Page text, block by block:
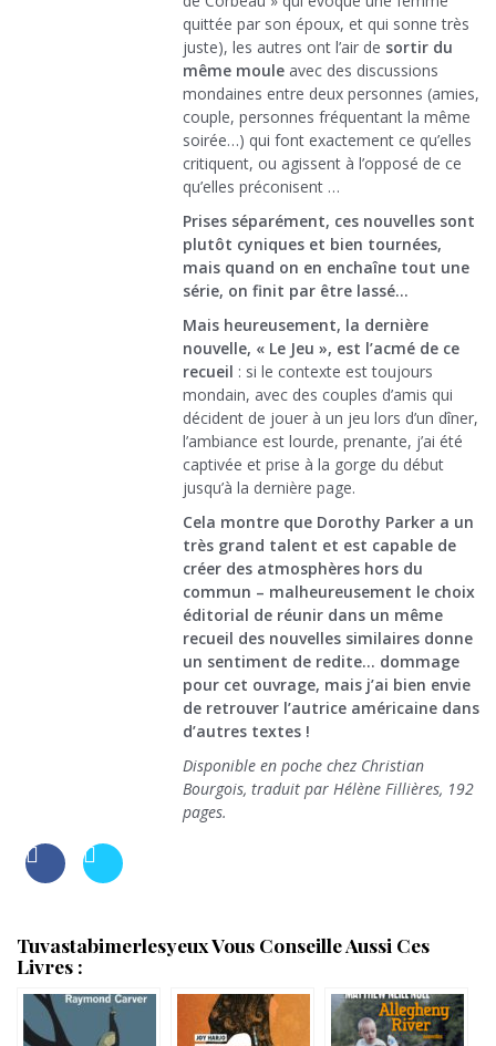
quittée par son époux, et qui sonne très
juste), les autres ont l’air de sortir du
même moule avec des discussions
mondaines entre deux personnes (amies,
couple, personnes fréquentant la même
soirée…) qui font exactement ce qu’elles
critiquent, ou agissent à l’opposé de ce
qu’elles préconisent …
Prises séparément, ces nouvelles sont
plutôt cyniques et bien tournées,
mais quand on en enchaîne tout une
série, on finit par être lassé…
Mais heureusement, la dernière
nouvelle, « Le Jeu », est l’acmé de ce
recueil : si le contexte est toujours
mondain, avec des couples d’amis qui
décident de jouer à un jeu lors d’un dîner,
l’ambiance est lourde, prenante, j’ai été
captivée et prise à la gorge du début
jusqu’à la dernière page.
Cela montre que Dorothy Parker a un
très grand talent et est capable de
créer des atmosphères hors du
commun – malheureusement le choix
éditorial de réunir dans un même
recueil des nouvelles similaires donne
un sentiment de redite… dommage
pour cet ouvrage, mais j’ai bien envie
de retrouver l’autrice américaine dans
d’autres textes !
Disponible en poche chez Christian
Bourgois, traduit par Hélène Fillières, 192
pages.
Tuvastabimerlesyeux Vous Conseille Aussi Ces
Livres :